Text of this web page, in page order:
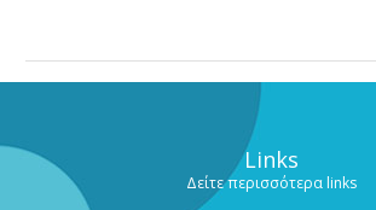
Links
Δείτε περισσότερα links